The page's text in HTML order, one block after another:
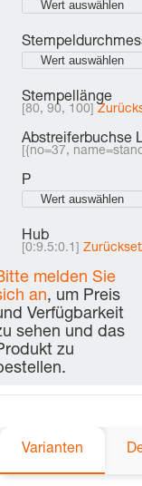
Stempellänge
[80, 90, 100]
Abstreiferbuchse
[{no=37,
P
Hub
[0:9.5:0.1]
melden Sie
an, um Preis
Verfügbarkeit
sehen und das
zu
Varianten